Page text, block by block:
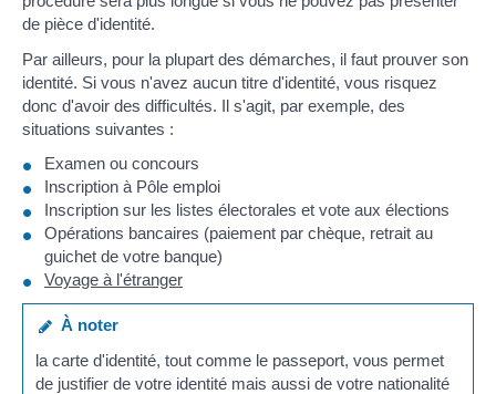
de pièce d'identité.
Par ailleurs, pour la plupart des démarches, il faut prouver son
identité. Si vous n'avez aucun titre d'identité, vous risquez
donc d'avoir des difficultés. Il s'agit, par exemple, des
situations suivantes :
Examen ou concours
Inscription à Pôle emploi
Inscription sur les listes électorales et vote aux élections
Opérations bancaires (paiement par chèque, retrait au
guichet de votre banque)
Voyage à l'étranger
À noter
la carte d'identité, tout comme le passeport, vous permet
de justifier de votre identité mais aussi de votre nationalité